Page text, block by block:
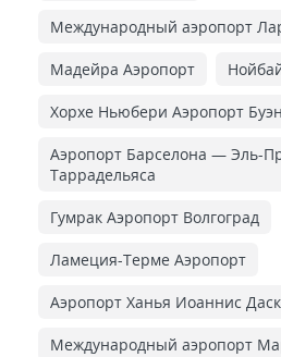
Международный аэропорт
Мадейра Аэропорт
Хорхе Ньюбери Аэропорт
Аэропорт Барселона — Эль-
Таррадельяса
Гумрак Аэропорт Волгоград
Ламеция-Терме Аэропорт
Аэропорт Ханья Иоаннис
Международный аэропорт